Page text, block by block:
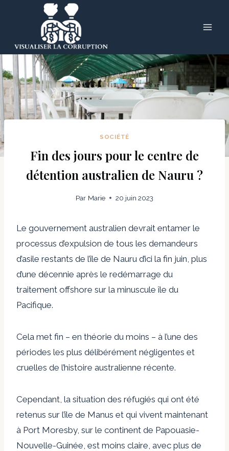
SOCIÉTÉ
Fin des jours pour le centre de
détention australien de Nauru ?
Par Marie 20 juin 2023
Le gouvernement australien devrait entamer le
processus d’expulsion de tous les demandeurs
d’asile restants de l’île de Nauru d’ici la fin juin, plus
d’une décennie après le redémarrage du
traitement offshore sur la minuscule île du
Pacifique.
Cela met fin – en théorie du moins – à l’une des
périodes les plus délibérément négligentes et
cruelles de l’histoire australienne récente.
Cependant, la situation des réfugiés qui ont été
retenus sur l’île de Manus et qui vivent maintenant
à Port Moresby, sur le continent de Papouasie-
Nouvelle-Guinée, est moins claire, avec plus de